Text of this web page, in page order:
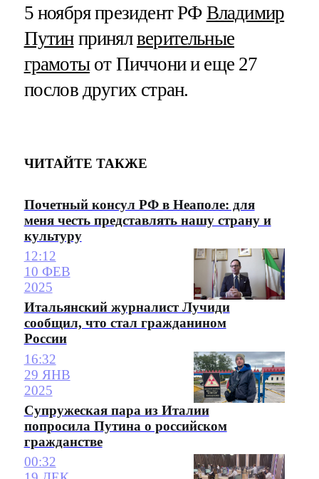
5 ноября президент РФ Владимир
Путинпринялверительные
грамотыот Пиччони и еще 27
послов других стран.
ЧИТАЙТЕ ТАКЖЕ
Почетный консул РФ в Неаполе: для
меня честь представлять нашу страну и
культуру
12:12
10 ФЕВ
2025
Итальянский журналист Лучиди
сообщил, что стал гражданином
России
16:32
29 ЯНВ
2025
Супружеская пара из Италии
попросила Путина о российском
гражданстве
00:32